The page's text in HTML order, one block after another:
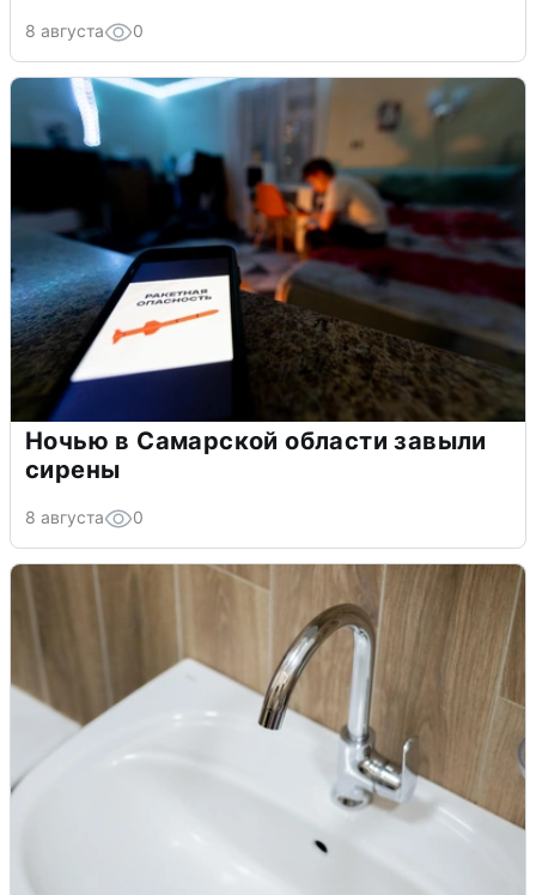
8 августа 0
Ночью в Самарской области завыли
сирены
8 августа 0